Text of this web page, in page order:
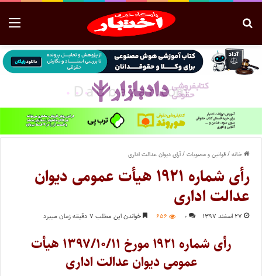
خانه/قوانین و مصوبات/آرای دیوان عدالت اداری
رأی شماره ۱۹۲۱ هیأت عمومی دیوان
عدالت اداری
۲۷ اسفند ۱۳۹۷ ۰ ۶۵۶ خواندن این مطلب ۷ دقیقه زمان میبرد
رأی شماره ۱۹۲۱ مورخ ۱۳۹۷/۱۰/۱۱ هیأت
عمومی دیوان عدالت اداری